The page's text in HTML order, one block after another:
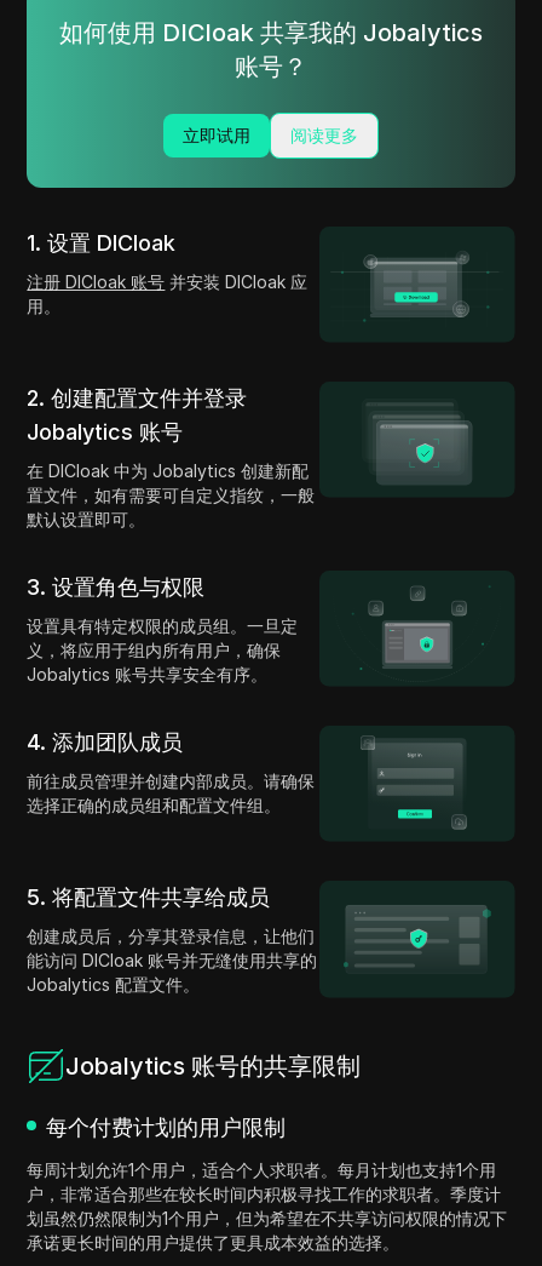
如何使用 DICloak 共享我的 Jobalytics
账号？
立即试用 阅读更多
1. 设置 DICloak
注册 DICloak 账号 并安装 DICloak 应
用。
2. 创建配置文件并登录
Jobalytics 账号
在 DICloak 中为 Jobalytics 创建新配
置文件，如有需要可自定义指纹，一般
默认设置即可。
3. 设置角色与权限
设置具有特定权限的成员组。一旦定
义，将应用于组内所有用户，确保
Jobalytics 账号共享安全有序。
4. 添加团队成员
前往成员管理并创建内部成员。请确保
选择正确的成员组和配置文件组。
5. 将配置文件共享给成员
创建成员后，分享其登录信息，让他们
能访问 DICloak 账号并无缝使用共享的
Jobalytics 配置文件。
Jobalytics 账号的共享限制
每个付费计划的用户限制
每周计划允许1个用户，适合个人求职者。每月计划也支持1个用
户，非常适合那些在较长时间内积极寻找工作的求职者。季度计
划虽然仍然限制为1个用户，但为希望在不共享访问权限的情况下
承诺更长时间的用户提供了更具成本效益的选择。